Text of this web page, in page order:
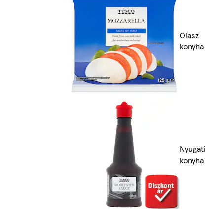
Olasz
konyha
Nyugati
konyha